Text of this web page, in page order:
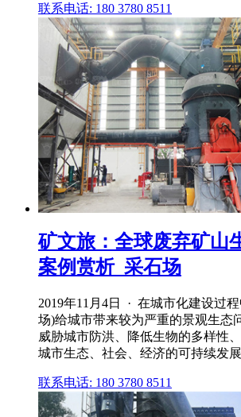
联系电话: 180 3780 8511
矿文旅：全球废弃矿山
案例赏析_采石场
2019年11月4日 · 在城市化建设过
场)给城市带来较为严重的景观生态
威胁城市防洪、降低生物的多样性
城市生态、社会、经济的可持续发
联系电话: 180 3780 8511